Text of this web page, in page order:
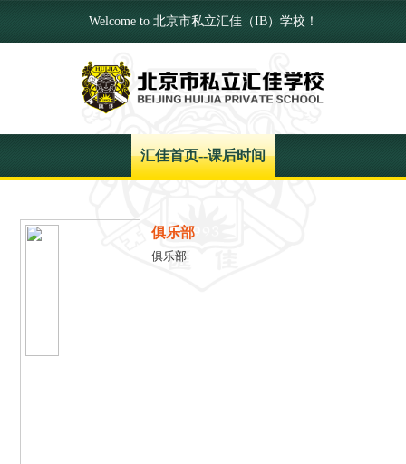
Welcome to 北京市私立汇佳（IB）学校！
汇佳首页--课后时间
俱乐部
俱乐部